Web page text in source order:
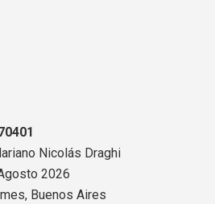
Nicolás Draghi
2026
Buenos Aires